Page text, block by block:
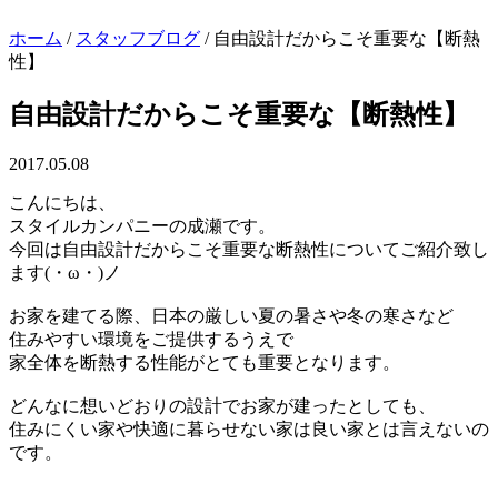
ホーム / スタッフブログ / 自由設計だからこそ重要な【断熱
性】
自由設計だからこそ重要な【断熱性】
2017.05.08
こんにちは、
スタイルカンパニーの成瀬です。
今回は自由設計だからこそ重要な断熱性についてご紹介致し
ます(・ω・)ノ
お家を建てる際、日本の厳しい夏の暑さや冬の寒さなど
住みやすい環境をご提供するうえで
家全体を断熱する性能がとても重要となります。
どんなに想いどおりの設計でお家が建ったとしても、
住みにくい家や快適に暮らせない家は良い家とは言えないの
です。